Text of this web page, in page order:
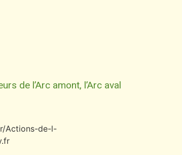
de l’Arc amont, l’Arc aval
Actions-de-l-